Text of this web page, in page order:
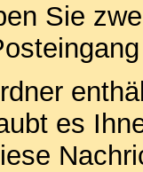
Sie
es